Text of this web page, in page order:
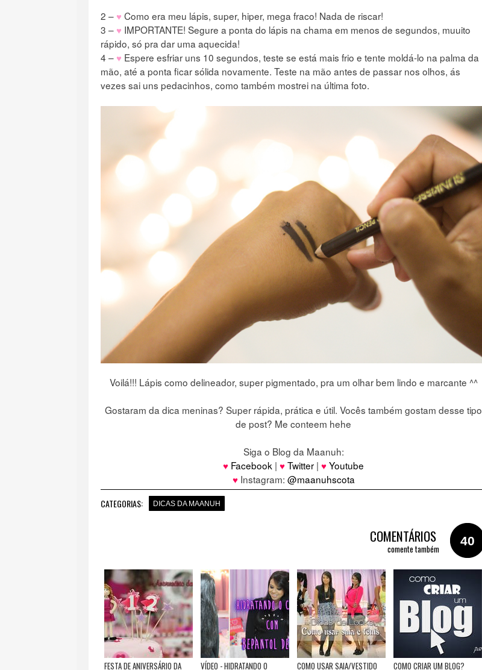
2 – ♥ Como era meu lápis, super, hiper, mega fraco! Nada de riscar!
3 – ♥ IMPORTANTE! Segure a ponta do lápis na chama em menos de segundos, muuito
rápido, só pra dar uma aquecida!
4 – ♥ Espere esfriar uns 10 segundos, teste se está mais frio e tente moldá-lo na palma da
mão, até a ponta ficar sólida novamente. Teste na mão antes de passar nos olhos, ás
vezes sai uns pedacinhos, como também mostrei na última foto.
Voilá!!! Lápis como delineador, super pigmentado, pra um olhar bem lindo e marcante ^^
Gostaram da dica meninas? Super rápida, prática e útil. Vocês também gostam desse tipo
de post? Me conteem hehe
Siga o Blog da Maanuh:
♥ Facebook | ♥Twitter | ♥Youtube
♥ Instagram: @maanuhscota
CATEGORIAS: DICAS DA MAANUH
COMENTÁRIOS
comente também
40
FESTA DE ANIVERSÁRIO DA VÍDEO - HIDRATANDO O COMO USAR SAIA/VESTIDO COMO CRIAR UM BLOG?